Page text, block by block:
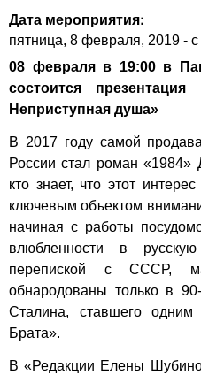
Дата мероприятия:
пятница, 8 февраля, 2019 - с
08 февраля в 19:00 в
состоится п
Неприступная душа»
В 2017 году самой
России стал роман
кто знает, что этот
ключевым объектом
начиная с работы
влюбленности в
перепиской с СССР,
обнародованы только в
Сталина, ставшего одним
Брата».
В «Редакции Елены